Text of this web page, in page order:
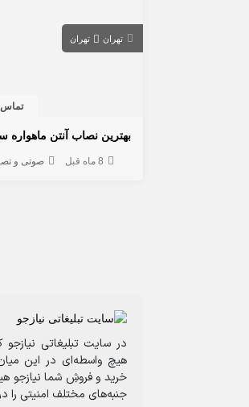
تهران تهران
تماس
8 ماه قبل صوتی و
در سایت تبلیغاتی
هیچ واسطه‌ای در این
خرید و فروشِ شما نیازجو
جنبه‌های مختلف امنیتی را